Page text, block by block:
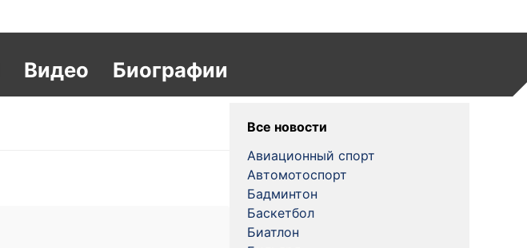
Видео Биографии
Все новости
Авиационный спорт
Автомотоспорт
Бадминтон
Баскетбол
Биатлон